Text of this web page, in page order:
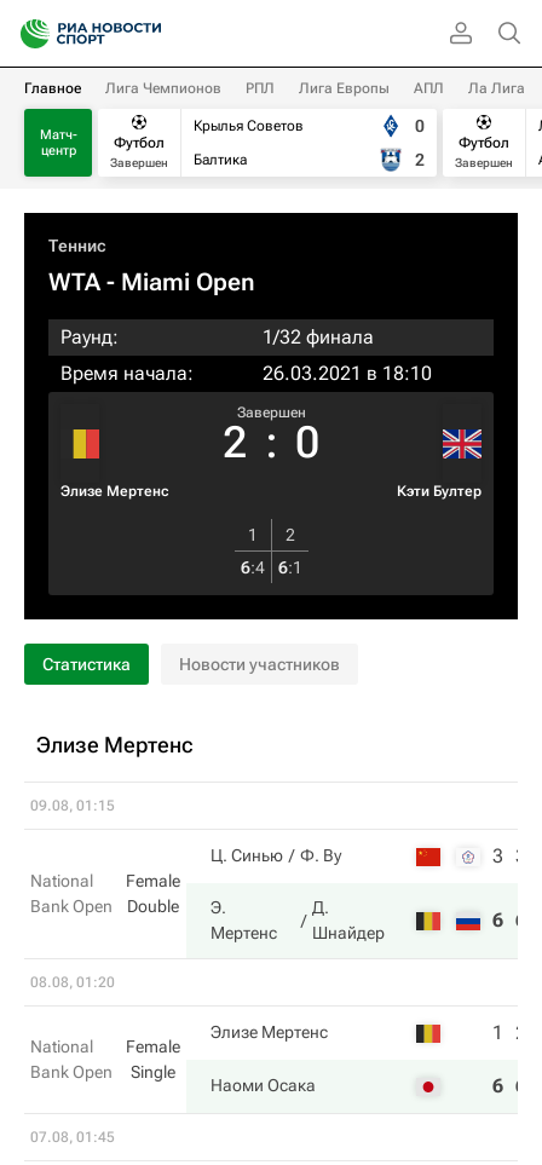
Главное Лига Чемпионов РПЛ Лига Европы АПЛ Ла Лига
Матч-
центр
Футбол
Завершен
Крылья Советов
Балтика
0
2
Футбол
Завершен
Теннис
WTA- Miami Open
Раунд:
1/32 финала
Время начала:
26.03.2021 в 18:10
Элизе Мертенс
Завершен
2 : 0
Кэти Бултер
1
2
6:4 6:1
Статистика Новости участников
Элизе Мертенс
09.08, 01:15
National
Bank Open
Female
Double
Ц. Синью Ф. Ву 3 3
Э.
Мертенс
Д.
Шнайдер
6 6
08.08, 01:20
National
Bank Open
Female
Single
Элизе Мертенс 1 2
Наоми Осака 6 6
07.08, 01:45